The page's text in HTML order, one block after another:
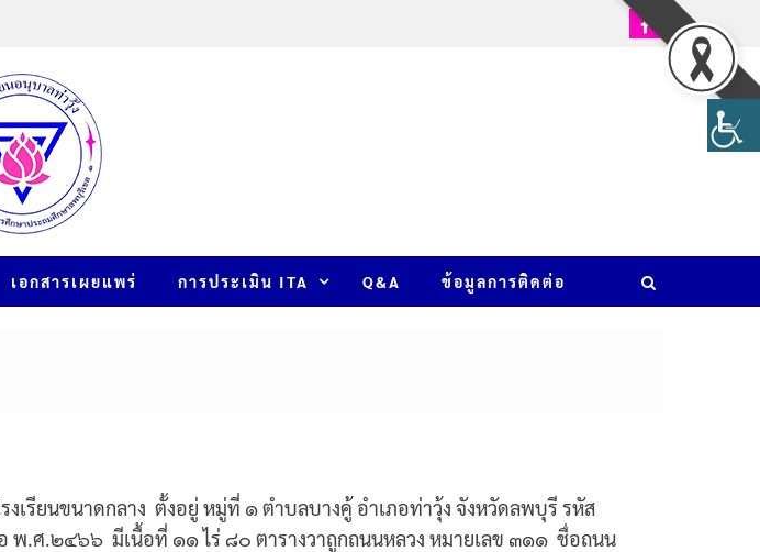
เอกสารเผยแพร่ การประเมิน ITA Q&A ข้อมูลการติดต่อ
งเรียนขนาดกลาง ตั้งอยู่ หมู่ที่ ๑ ตำบลบางคู้ อำเภอท่าวุ้ง จังหวัดลพบุรี รหัส
พ.ศ.๒๔๖๖ มีเนื้อที่ ๑๑ ไร่ ๘๐ ตารางวาถูกถนนหลวง หมายเลข ๓๑๑ ชื่อถนน